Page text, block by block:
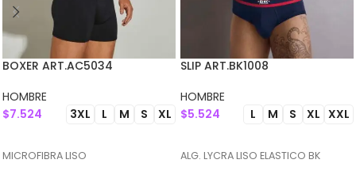
BOXER ART.AC5034
HOMBRE
$7.524 3XL L M S XL
MICROFIBRA LISO
SLIP ART.BK1008
HOMBRE
$5.524 L M S XL XXL
ALG. LYCRA LISO ELASTICO BK